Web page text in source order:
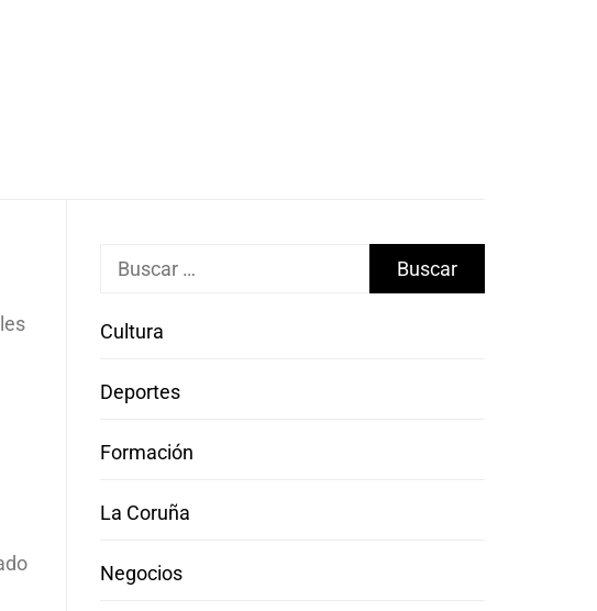
Buscar:
Cultura
Deportes
Formación
La Coruña
Negocios